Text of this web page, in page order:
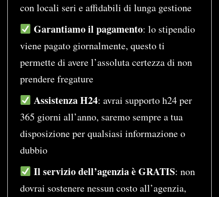
con locali seri e affidabili di lunga gestione
Garantiamo il pagamento: lo stipendio
viene pagato giornalmente, questo ti
permette di avere l’assoluta certezza di non
prendere fregature
Assistenza H24: avrai supporto h24 per
365 giorni all’anno, saremo sempre a tua
disposizione per qualsiasi informazione o
dubbio
Il servizio dell’agenzia è GRATIS: non
dovrai sostenere nessun costo all’agenzia,